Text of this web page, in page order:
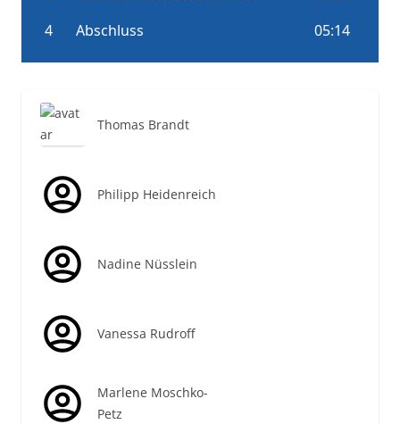
Thomas Brandt
Philipp Heidenreich
Nadine Nüsslein
Vanessa Rudroff
Marlene Moschko-
Petz